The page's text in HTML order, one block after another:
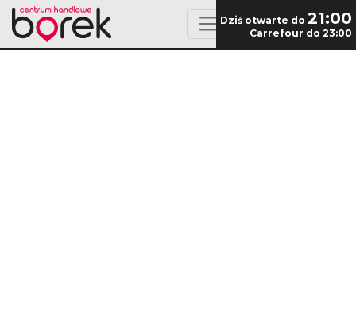
Dziś otwarte do 21:00
Carrefour do 23:00